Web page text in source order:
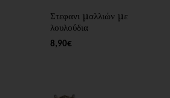
Στεφανι μαλλιών με
λουλούδια
8,90€